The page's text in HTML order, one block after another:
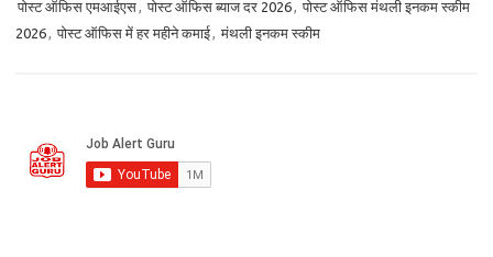
पोस्ट ऑफिस एमआईएस, पोस्ट ऑफिस ब्याज दर 2026, पोस्ट ऑफिस मंथली इनकम स्कीम
2026, पोस्ट ऑफिस में हर महीने कमाई, मंथली इनकम स्कीम